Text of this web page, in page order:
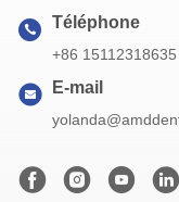
Téléphone
+86 15112318635
E-mail